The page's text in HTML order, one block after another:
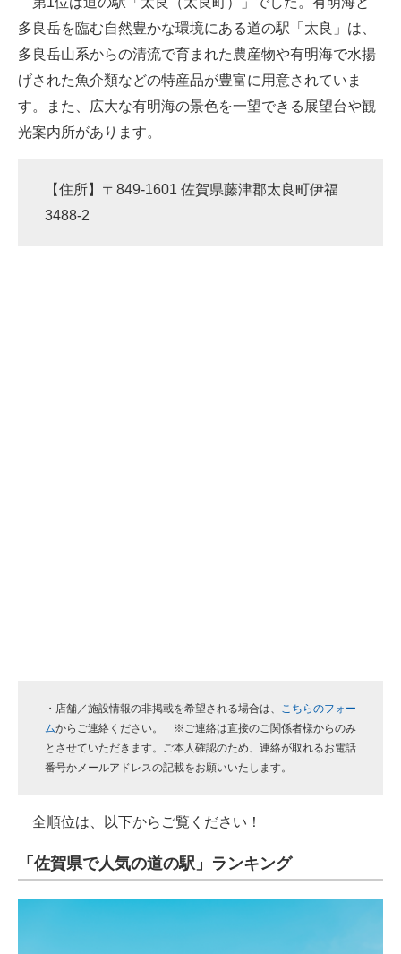
多良岳を臨む自然豊かな環境にある道の駅「太良」は、
多良岳山系からの清流で育まれた農産物や有明海で水揚
げされた魚介類などの特産品が豊富に用意されていま
す。また、広大な有明海の景色を一望できる展望台や観
光案内所があります。
【住所】〒849-1601 佐賀県藤津郡太良町伊福
3488-2
・店舗／施設情報の非掲載を希望される場合は、 こちらのフォー
ムからご連絡ください。 ※ご連絡は直接のご関係者様からのみ
とさせていただきます。ご本人確認のため、連絡が取れるお電話
番号かメールアドレスの記載をお願いいたします。
全順位は、以下からご覧ください！
「佐賀県で人気の道の駅」ランキング